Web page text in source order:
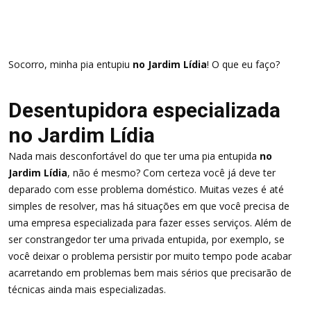
Socorro, minha pia entupiu no Jardim Lídia! O que eu faço?
Desentupidora especializada
no Jardim Lídia
Nada mais desconfortável do que ter uma pia entupida no
Jardim Lídia, não é mesmo? Com certeza você já deve ter
deparado com esse problema doméstico. Muitas vezes é até
simples de resolver, mas há situações em que você precisa de
uma empresa especializada para fazer esses serviços. Além de
ser constrangedor ter uma privada entupida, por exemplo, se
você deixar o problema persistir por muito tempo pode acabar
acarretando em problemas bem mais sérios que precisarão de
técnicas ainda mais especializadas.